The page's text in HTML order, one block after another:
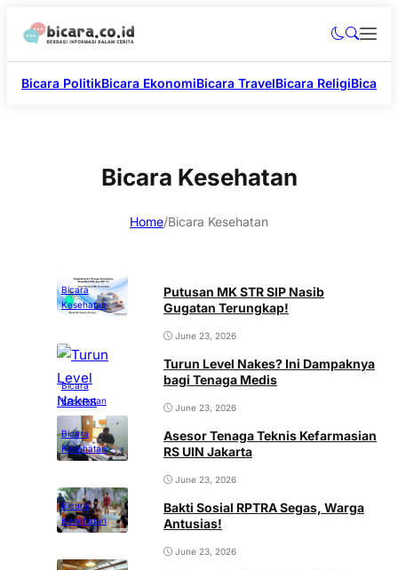
Bicara PolitikBicara EkonomiBicara TravelBicara ReligiBicara
Bicara Kesehatan
Home/Bicara Kesehatan
Bicara
Kesehatan
Putusan MK STR SIP Nasib
Gugatan Terungkap!
June 23, 2026
Bicara
Kesehatan
Turun Level Nakes? Ini Dampaknya
bagi Tenaga Medis
June 23, 2026
Bicara
Kesehatan
Asesor Tenaga Teknis Kefarmasian
RS UIN Jakarta
June 23, 2026
Bicara
Kesehatan
Bakti Sosial RPTRA Segas, Warga
Antusias!
June 23, 2026